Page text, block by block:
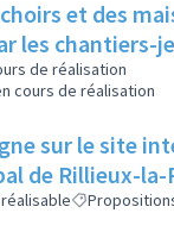
et des
les chantiers-
de réalisation
cours de réalisation
sur le site
de Rillieux-la-